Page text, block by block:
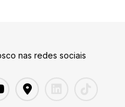
nas redes sociais